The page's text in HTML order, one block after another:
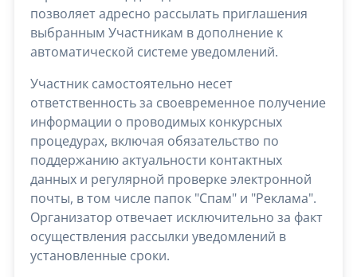
позволяет адресно рассылать приглашения
выбранным Участникам в дополнение к
автоматической системе уведомлений.
Участник самостоятельно несет
ответственность за своевременное получение
информации о проводимых конкурсных
процедурах, включая обязательство по
поддержанию актуальности контактных
данных и регулярной проверке электронной
почты, в том числе папок "Спам" и "Реклама".
Организатор отвечает исключительно за факт
осуществления рассылки уведомлений в
установленные сроки.